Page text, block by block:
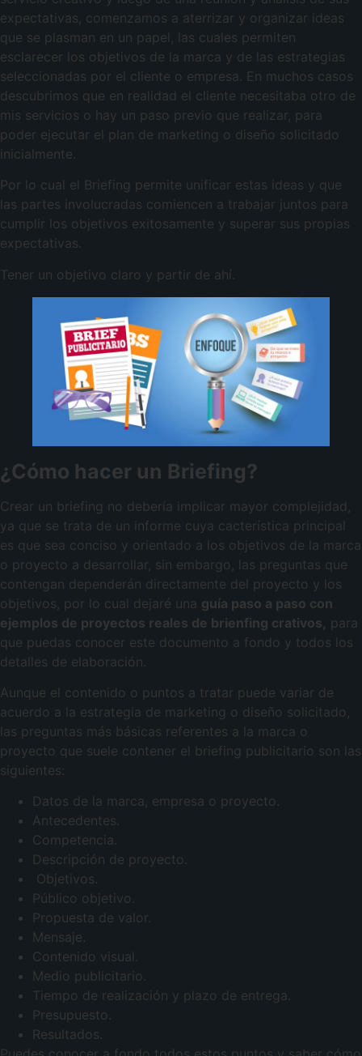
expectativas, comenzamos a aterrizar y organizar ideas
que se plasman en un papel, las cuales permiten
esclarecer los objetivos de la marca y de las estrategias
seleccionadas por el cliente o empresa. En muchos casos
descubrimos que en realidad el cliente necesitaba otro de
mis servicios o hay un paso previo que realizar, para
poder ejecutar el plan de marketing o diseño solicitado
inicialmente.
Por lo cual el Briefing permite unificar estas ideas y que
las partes involucradas comiencen a trabajar juntos para
cumplir los objetivos exitosamente y superar sus propias
expectativas.
Tener un objetivo claro y partir de ahí.
¿Cómo hacer un Briefing?
Crear un briefing no debería implicar mayor complejidad,
ya que se trata de un informe cuya cacterística principal
es que sea conciso y orientado a los objetivos de la marca
o proyecto a desarrollar, sin embargo, las preguntas que
contengan dependerán directamente del proyecto y los
objetivos, por lo cual dejaré una guía paso a paso con
ejemplos de proyectos reales de brienfing crativos, para
que puedas conocer este documento a fondo y todos los
detalles de elaboración.
Aunque el contenido o puntos a tratar puede variar de
acuerdo a la estrategia de marketing o diseño solicitado,
las preguntas más básicas referentes a la marca o
proyecto que suele contener el briefing publicitario son las
siguientes:
Datos de la marca, empresa o proyecto.
Antecedentes.
Competencia.
Descripción de proyecto.
Objetivos.
Público objetivo.
Propuesta de valor.
Mensaje.
Contenido visual.
Medio publicitario.
Tiempo de realización y plazo de entrega.
Presupuesto.
Resultados.